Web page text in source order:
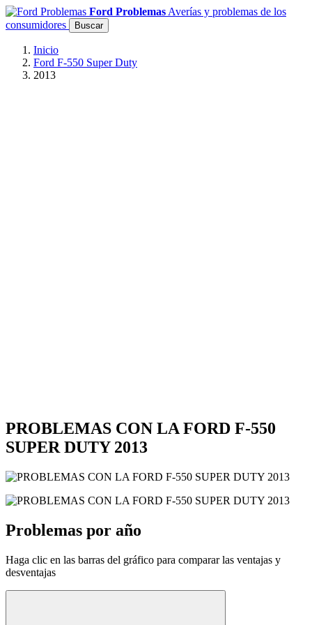
Ford Problemas Averías y problemas de los
consumidores
Buscar
Inicio
Ford F-550 Super Duty
2013
PROBLEMAS CON LA FORD F-550
SUPER DUTY 2013
Problemas por año
Haga clic en las barras del gráfico para comparar las ventajas y
desventajas